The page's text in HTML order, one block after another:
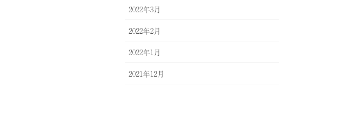
2022年3月
2022年2月
2022年1月
2021年12月